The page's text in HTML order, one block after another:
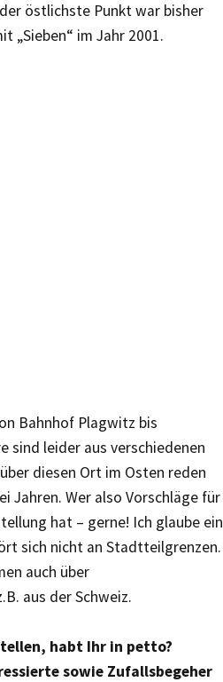
östlichste Punkt war bisher
„Sieben“ im Jahr 2001.
Bahnhof Plagwitz bis
sind leider aus verschiedenen
diesen Ort im Osten reden
Jahren. Wer also Vorschläge für
hat – gerne! Ich glaube ein
sich nicht an Stadtteilgrenzen.
auch über
aus der Schweiz.
habt Ihr in petto?
sowie Zufallsbegeher